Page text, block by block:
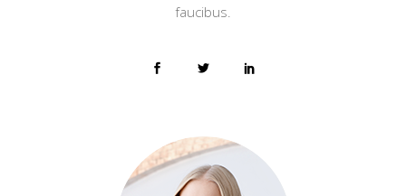
faucibus.